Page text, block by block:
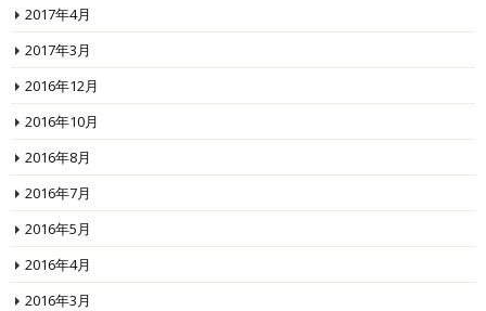
2017年4月
2017年3月
2016年12月
2016年10月
2016年8月
2016年7月
2016年5月
2016年4月
2016年3月